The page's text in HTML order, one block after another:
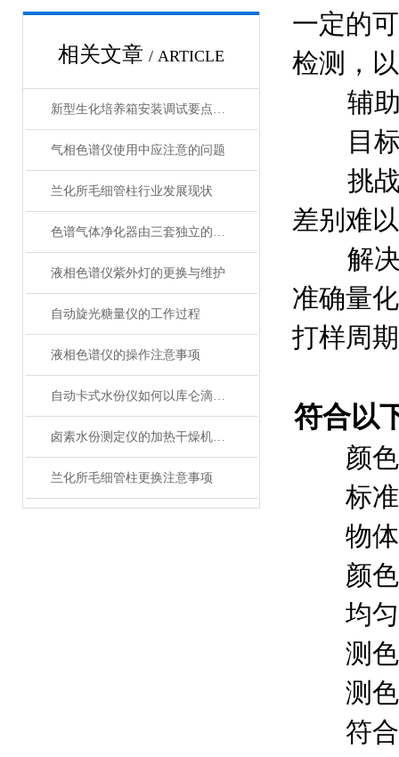
相关文章 / ARTICLE
新型生化培养箱安装调试要点和使用方法
气相色谱仪使用中应注意的问题
兰化所毛细管柱行业发展现状
色谱气体净化器由三套独立的气路流程构成
液相色谱仪紫外灯的更换与维护
自动旋光糖量仪的工作过程
液相色谱仪的操作注意事项
自动卡式水份仪如何以库仑滴定之刃剖解ppm级痕量之谜
卤素水份测定仪的加热干燥机理与数据校准技术应用
兰化所毛细管柱更换注意事项
一定的
检测，
辅
目
挑
差别难
解
准确量
打样周
符合以
颜
标
物
颜
均
测
测
符